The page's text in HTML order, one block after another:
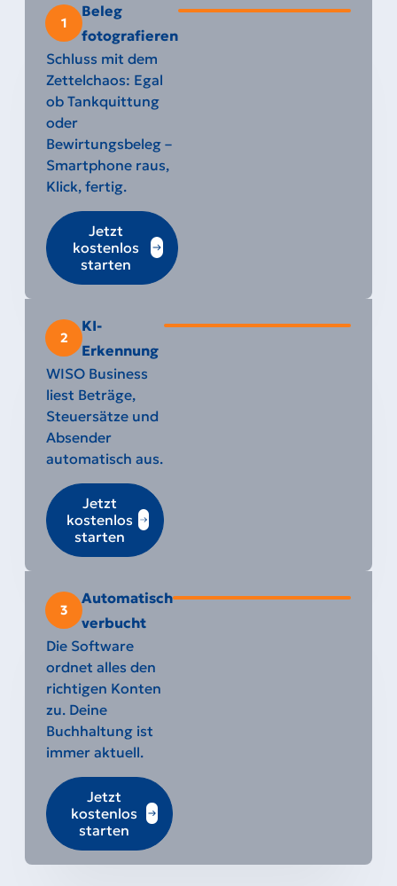
1
Beleg
fotografieren
Schluss mit dem
Zettelchaos: Egal
ob Tankquittung
oder
Bewirtungsbeleg –
Smartphone raus,
Klick, fertig.
Jetzt
kostenlos
starten
2
KI-
Erkennung
WISO Business
liest Beträge,
Steuersätze und
Absender
automatisch aus.
Jetzt
kostenlos
starten
3
Automatisch
verbucht
Die Software
ordnet alles den
richtigen Konten
zu. Deine
Buchhaltung ist
immer aktuell.
Jetzt
kostenlos
starten